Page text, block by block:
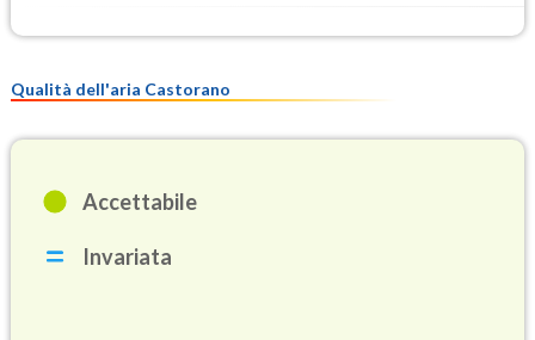
Qualità dell'aria Castorano
Accettabile
Invariata